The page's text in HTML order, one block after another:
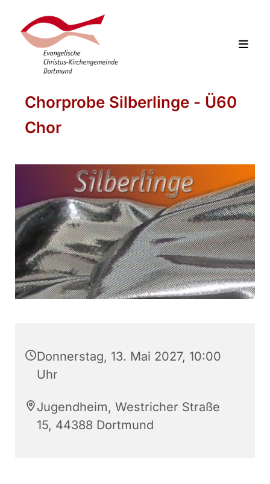
Chorprobe Silberlinge - Ü60
Chor
Donnerstag, 13. Mai 2027, 10:00
Uhr
Jugendheim, Westricher Straße
15, 44388 Dortmund